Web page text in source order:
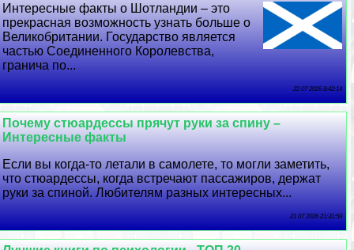
Интересные факты о Шотландии – это
прекрасная возможность узнать больше о
Великобритании. Государство является
частью Соединенного Королевства,
гранича по...
22 07 2026 8:42:14
Почему стюардессы прячут руки за спину –
Интересные факты
Если вы когда-то летали в самолете, то могли заметить,
что стюардессы, когда встречают пассажиров, держат
руки за спиной. Любителям разных интересных...
21 07 2026 21:31:59